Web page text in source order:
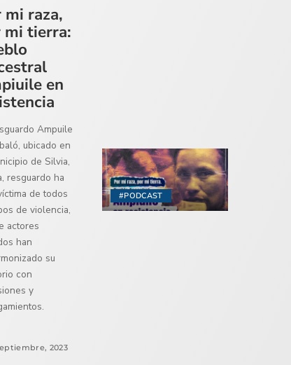
#PODCAST
mi raza,
mi tierra:
en
Ampuile
ubicado en
de Silvia,
resguardo ha
de todos
de violencia,
actores
han
su
con
y
2023